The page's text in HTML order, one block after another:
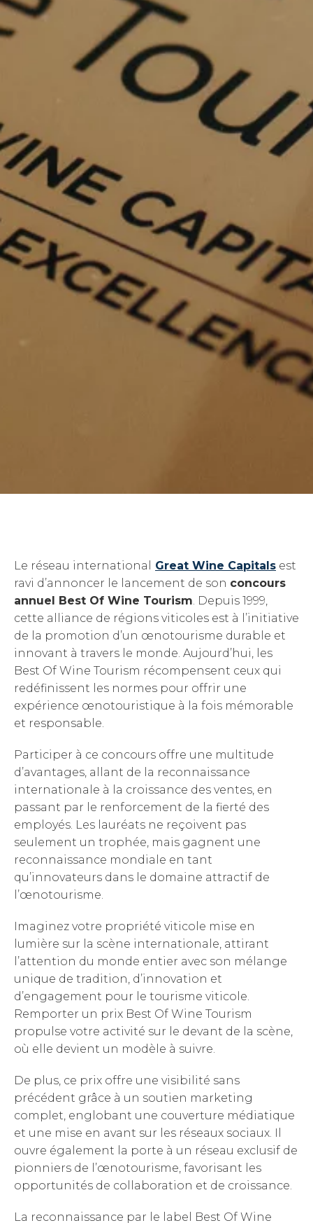
Le réseau international Great Wine Capitals est
ravi d’annoncer le lancement de son concours
annuel Best Of Wine Tourism. Depuis 1999,
cette alliance de régions viticoles est à l’initiative
de la promotion d’un œnotourisme durable et
innovant à travers le monde. Aujourd’hui, les
Best Of Wine Tourism récompensent ceux qui
redéfinissent les normes pour offrir une
expérience œnotouristique à la fois mémorable
et responsable.
Participer à ce concours offre une multitude
d’avantages, allant de la reconnaissance
internationale à la croissance des ventes, en
passant par le renforcement de la fierté des
employés. Les lauréats ne reçoivent pas
seulement un trophée, mais gagnent une
reconnaissance mondiale en tant
qu’innovateurs dans le domaine attractif de
l’œnotourisme.
Imaginez votre propriété viticole mise en
lumière sur la scène internationale, attirant
l’attention du monde entier avec son mélange
unique de tradition, d’innovation et
d’engagement pour le tourisme viticole.
Remporter un prix Best Of Wine Tourism
propulse votre activité sur le devant de la scène,
où elle devient un modèle à suivre.
De plus, ce prix offre une visibilité sans
précédent grâce à un soutien marketing
complet, englobant une couverture médiatique
et une mise en avant sur les réseaux sociaux. Il
ouvre également la porte à un réseau exclusif de
pionniers de l’œnotourisme, favorisant les
opportunités de collaboration et de croissance.
La reconnaissance par le label Best Of Wine